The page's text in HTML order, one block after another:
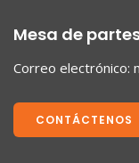
Mesa de
Correo electrónico:
CONTÁCTENOS